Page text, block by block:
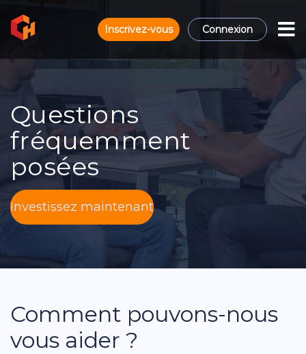
Inscrivez-vous Connexion
Questions
fréquemment
posées
Investissez maintenant
Comment pouvons-nous
vous aider ?